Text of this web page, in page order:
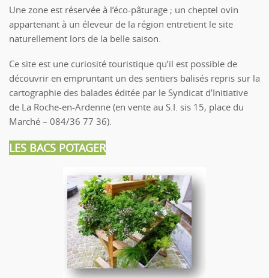
Une zone est réservée à l’éco-pâturage ; un cheptel ovin
appartenant à un éleveur de la région entretient le site
naturellement lors de la belle saison.
Ce site est une curiosité touristique qu’il est possible de
découvrir en empruntant un des sentiers balisés repris sur la
cartographie des balades éditée par le Syndicat d’Initiative
de La Roche-en-Ardenne (en vente au S.I. sis 15, place du
Marché – 084/36 77 36).
LES BACS POTAGER